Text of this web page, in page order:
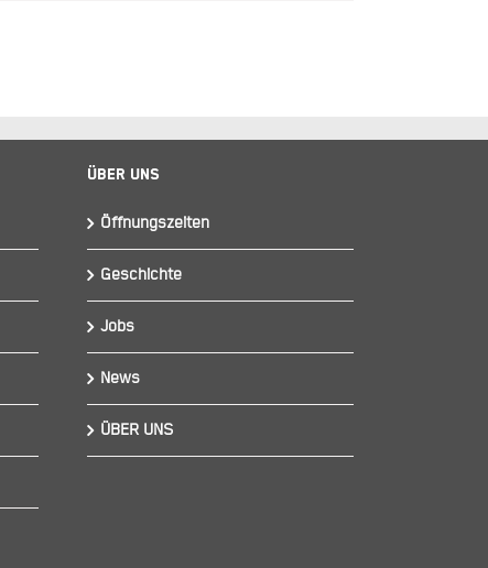
Über Uns
Öffnungszeiten
Geschichte
Jobs
News
ÜBER UNS